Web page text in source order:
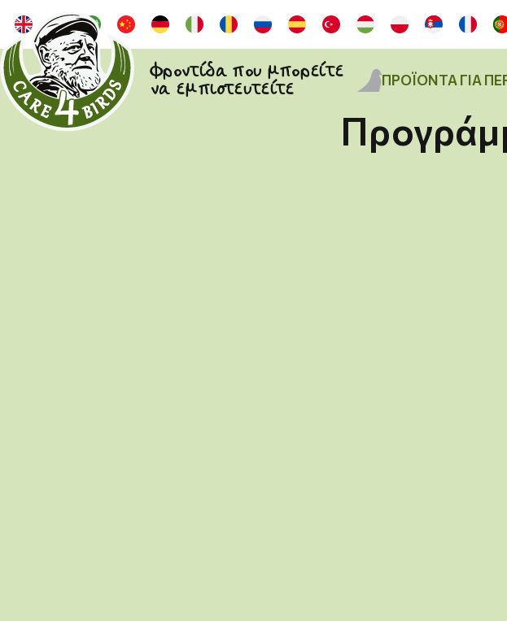
Φροντίδα που μπορείτε
να εμπιστευτείτε ΠΡΟΪΌΝΤΑ ΓΙΑ